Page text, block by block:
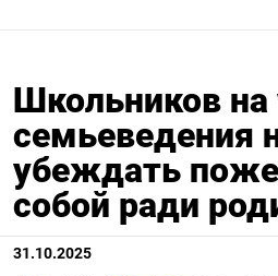
Школьников на
семьеведения
убеждать
собой ради
31.10.2025